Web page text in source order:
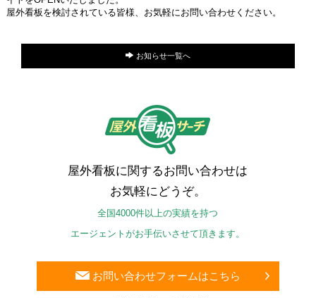
屋外看板を検討されている皆様、お気軽にお問い合わせください。
お知らせ一覧へ
屋外看板に関するお問い合わせは
お気軽にどうぞ。
全国4000件以上の実績を持つ
エージェントがお手伝いさせて頂きます。
お問い合わせフォームはこちら